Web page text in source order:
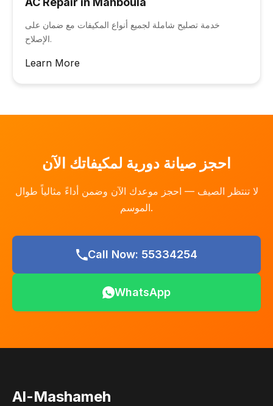
خدمة تصليح شاملة لجميع أنواع المكيفات مع ضمان على
الإصلاح.
Learn More
احجز صيانة دورية لمكيفاتك الآن
لا تنتظر الصيف — احجز موعدك الآن وضمن أداءً مثالياً طوال
الموسم.
Call Now: 55334254
WhatsApp
Al-Mashameh